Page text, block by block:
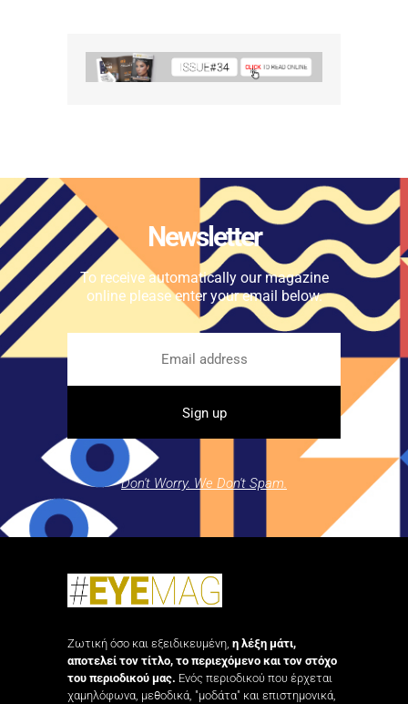
Newsletter
To receive automatically our magazine
online please enter your email below.
Don't Worry. We Don't Spam.
Ζωτική όσο και εξειδικευμένη, η λέξη μάτι,
αποτελεί τον τίτλο, το περιεχόμενο και τον στόχο
του περιοδικού μας. Ενός περιοδικού που έρχεται
χαμηλόφωνα, μεθοδικά, "μοδάτα" και επιστημονικά,